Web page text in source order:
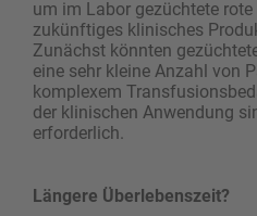
um im Labor gezüchtete
zukünftiges klinisches
Zunächst könnten
eine sehr kleine Anzahl von
komplexem
der klinischen Anwendung
erforderlich.
Längere Überlebenszeit?